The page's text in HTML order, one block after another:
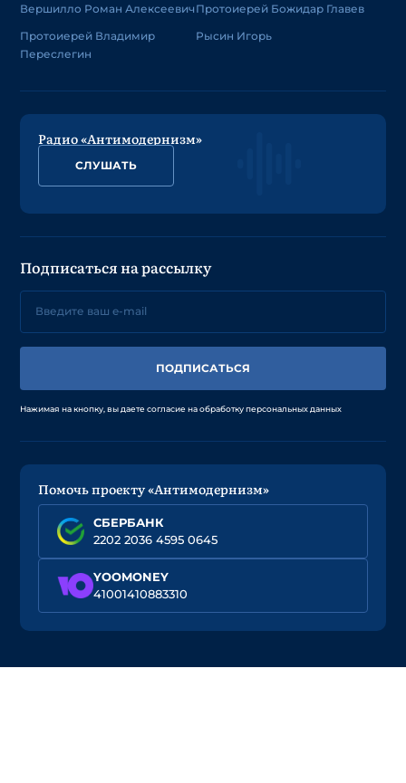
Вершилло Роман Алексеевич
Протоиерей Владимир
Переслегин
Протоиерей Божидар Главев
Рысин Игорь
Радио «Антимодернизм»
СЛУШАТЬ
Подписаться на рассылку
ПОДПИСАТЬСЯ
Нажимая на кнопку, вы даете согласие на обработку персональных данных
Помочь проекту «Антимодернизм»
СБЕРБАНК
2202 2036 4595 0645
YOOMONEY
41001410883310